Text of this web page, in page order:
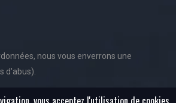
nous vous enverrons une
d'abus).